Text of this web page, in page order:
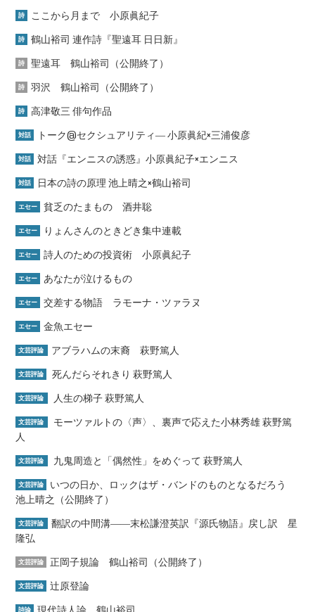
詩 ここから月まで 小原眞紀子
詩 鶴山裕司 連作詩『聖遠耳 日日新』
詩 聖遠耳 鶴山裕司（公開終了）
詩 羽沢 鶴山裕司（公開終了）
詩 高津敬三 俳句作品
対話 トーク@セクシュアリティ― 小原眞紀×三浦俊彦
対話 対話『エンニスの誘惑』小原眞紀子×エンニス
対話 日本の詩の原理 池上晴之×鶴山裕司
エセー 貧乏のたまもの 酒井聡
エセー りょんさんのときどき集中連載
エセー 詩人のための投資術 小原眞紀子
エセー あなたが泣けるもの
エセー 交差する物語 ラモーナ・ツァラヌ
エセー 金魚エセー
文芸評論 アブラハムの末裔 萩野篤人
文芸評論 死んだらそれきり 萩野篤人
文芸評論 人生の梯子 萩野篤人
文芸評論
モーツァルトの〈声〉、裏声で応えた小林秀雄 萩野篤
人
文芸評論 九鬼周造と「偶然性」をめぐって 萩野篤人
文芸評論
いつの日か、ロックはザ・バンドのものとなるだろう
池上晴之（公開終了）
文芸評論
翻訳の中間溝――末松謙澄英訳『源氏物語』戻し訳 星
隆弘
文芸評論 正岡子規論 鶴山裕司（公開終了）
文芸評論 辻原登論
詩論